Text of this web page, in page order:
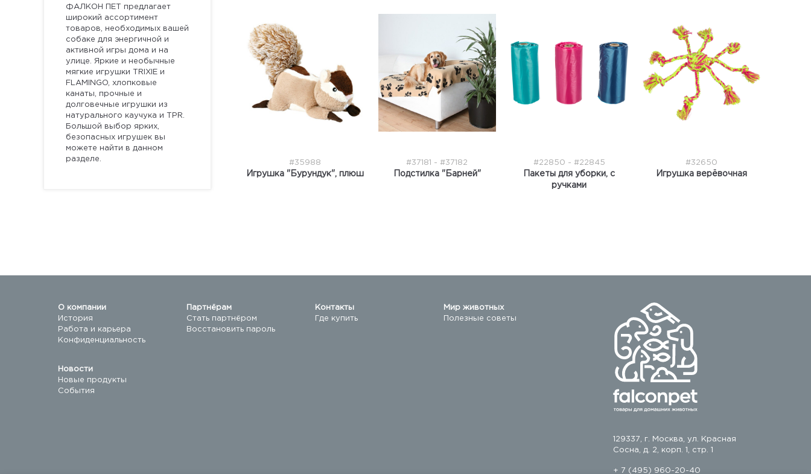
ФАЛКОН ПЕТ предлагает
широкий ассортимент
товаров, необходимых вашей
собаке для энергичной и
активной игры дома и на
улице. Яркие и необычные
мягкие игрушки TRIXIE и
FLAMINGO, хлопковые
канаты, прочные и
долговечные игрушки из
натурального каучука и TPR.
Большой выбор ярких,
безопасных игрушек вы
можете найти в данном
разделе.
#35988
Игрушка "Бурундук", плюш
#37181 - #37182
Подстилка "Барней"
#22850 - #22845
Пакеты для уборки, с
ручками
#32650
Игрушка верёвочная
О компании
История
Работа и карьера
Конфиденциальность
Партнёрам
Стать партнёром
Восстановить пароль
Контакты
Где купить
Мир животных
Полезные советы
Новости
Новые продукты
События
129337, г. Москва, ул. Красная
Сосна, д. 2, корп. 1, стр. 1
+ 7 (495) 960-20-40